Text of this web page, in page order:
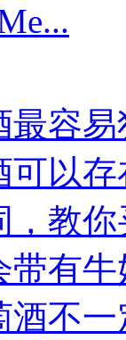
最容
可以
教
带有
酒不